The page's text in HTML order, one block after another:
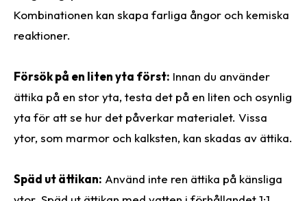
Kombinationen kan skapa farliga ångor och kemiska
reaktioner.
Försök på en liten yta först: Innan du använder
ättika på en stor yta, testa det på en liten och osynlig
yta för att se hur det påverkar materialet. Vissa
ytor, som marmor och kalksten, kan skadas av ättika.
Späd ut ättikan: Använd inte ren ättika på känsliga